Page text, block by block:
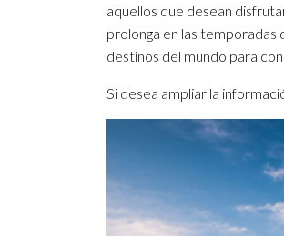
aquellos que desean
prolonga en las temporadas
destinos del mundo para
Si desea ampliar la